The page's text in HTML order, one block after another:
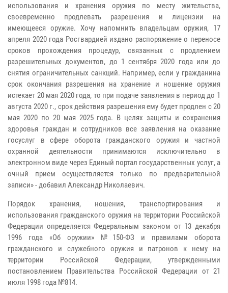
использования и хранения оружия по месту жительства,
своевременно продлевать разрешения и лицензии на
имеющееся оружие. Хочу напомнить владельцам оружия, 17
апреля 2020 года Росгвардией издано распоряжение о переносе
сроков прохождения процедур, связанных с продлением
разрешительных документов, до 1 сентября 2020 года или до
снятия ограничительных санкций. Например, если у гражданина
срок окончания разрешения на хранение и ношение оружия
истекает 20 мая 2020 года, то при подаче заявления в период до 1
августа 2020 г., срок действия разрешения ему будет продлен с 20
мая 2020 по 20 мая 2025 года. В целях защиты и сохранения
здоровья граждан и сотрудников все заявления на оказание
госуслуг в сфере оборота гражданского оружия и частной
охранной деятельности принимаются исключительно в
электронном виде через Единый портал государственных услуг, а
очный прием осуществляется только по предварительной
записи» - добавил Александр Николаевич.
Порядок хранения, ношения, транспортирования и
использования гражданского оружия на территории Российской
Федерации определяется Федеральным законом от 13 декабря
1996 года «Об оружии» №150-ФЗ и правилами оборота
гражданского и служебного оружия и патронов к нему на
территории Российской Федерации, утвержденными
постановлением Правительства Российской Федерации от 21
июля 1998 года №814.